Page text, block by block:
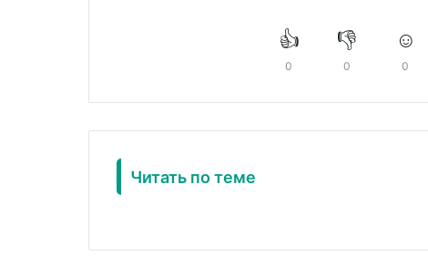
👍
0
👎
0
☺️
0
Читать по теме